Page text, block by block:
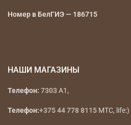
Номер в БелГИЭ — 186715
НАШИ МАГАЗИНЫ
Телефон: 7303A1,
Телефон:+375 44 778 8115 МТС, life:)